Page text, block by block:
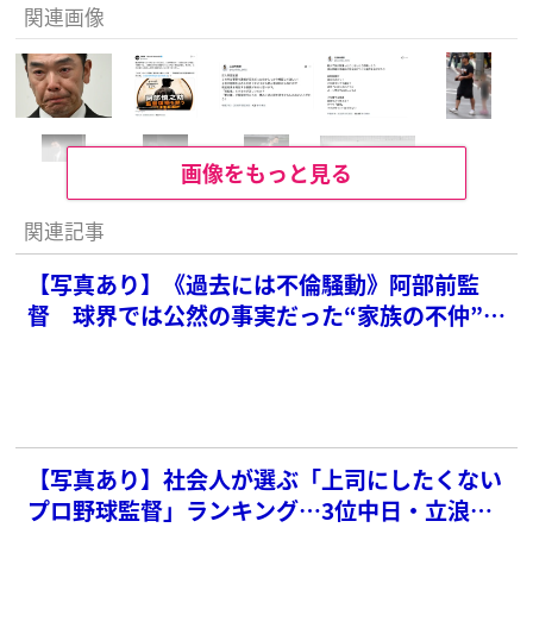
関連画像
画像をもっと見る
関連記事
【写真あり】《過去には不倫騒動》阿部前監
督 球界では公然の事実だった“家族の不仲”、
【写真あり】社会人が選ぶ「上司にしたくない
プロ野球監督」ランキング…3位中日・立浪、2